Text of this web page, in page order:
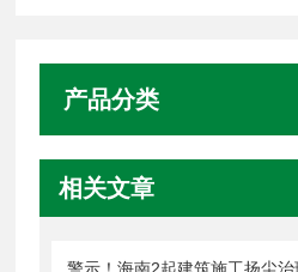
产品分类
相关文章
警示！海南2起建筑施工扬尘